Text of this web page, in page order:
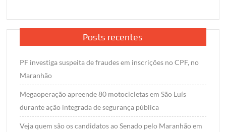
Posts recentes
PF investiga suspeita de fraudes em inscrições no CPF, no
Maranhão
Megaoperação apreende 80 motocicletas em São Luís
durante ação integrada de segurança pública
Veja quem são os candidatos ao Senado pelo Maranhão em